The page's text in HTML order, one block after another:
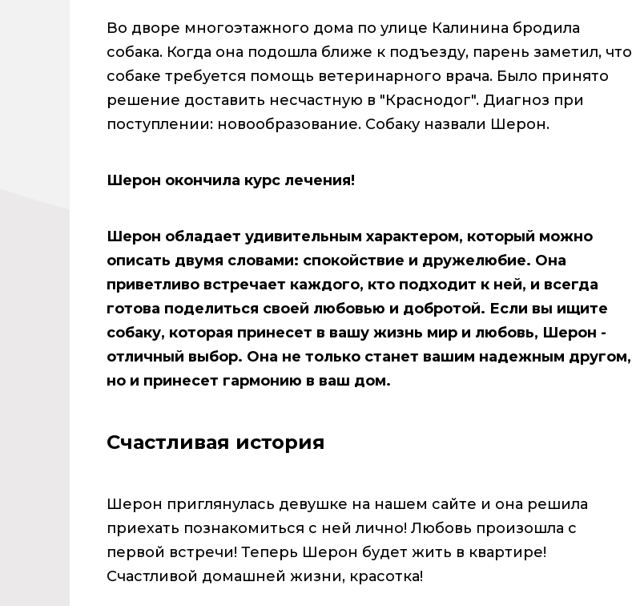
Во дворе многоэтажного дома по улице Калинина бродила
собака. Когда она подошла ближе к подъезду, парень заметил, что
собаке требуется помощь ветеринарного врача. Было принято
решение доставить несчастную в "Краснодог". Диагноз при
поступлении: новообразование. Собаку назвали Шерон.
Шерон окончила курс лечения!
Шерон обладает удивительным характером, который можно
описать двумя словами: спокойствие и дружелюбие. Она
приветливо встречает каждого, кто подходит к ней, и всегда
готова поделиться своей любовью и добротой. Если вы ищите
собаку, которая принесет в вашу жизнь мир и любовь, Шерон -
отличный выбор. Она не только станет вашим надежным другом,
но и принесет гармонию в ваш дом.
Счастливая история
Шерон приглянулась девушке на нашем сайте и она решила
приехать познакомиться с ней лично! Любовь произошла с
первой встречи! Теперь Шерон будет жить в квартире!
Счастливой домашней жизни, красотка!